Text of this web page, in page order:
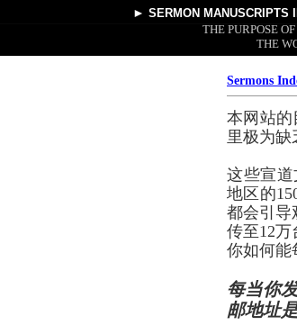
► SERMON MANUSCRIPTS
THE PURPOSE
THE
Sermons
本网站的
里极为缺
这些宣
地区的
都会引导
传至12万
你如何能
每当你
邮地址